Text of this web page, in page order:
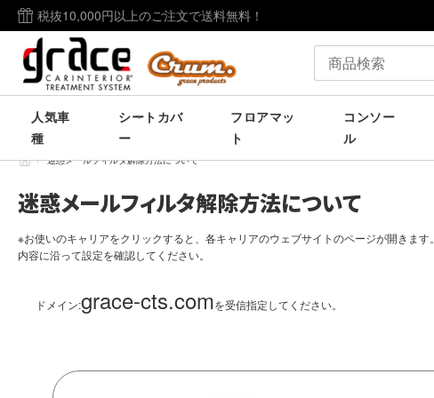
税抜10,000円以上のご注文で送料無料！
人気車
種
シートカバ
ー
フロアマッ
ト
コンソー
ル
/ 迷惑メールフィルタ解除方法について
迷惑メールフィルタ解除方法について
※お使いのキャリアをクリックすると、各キャリアのウェブサイトのページが開きます。
内容に沿って設定を確認してください。
ドメイン:grace-cts.comを受信指定してください。